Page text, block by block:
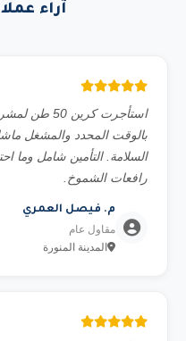
آراء
استأجرت
بالوقت المحدد والمشغل
السلامة. التأمين شامل وما
رافعات الشموخ.
م. فيصل العمري
مقاول عام
المدينة المنورة